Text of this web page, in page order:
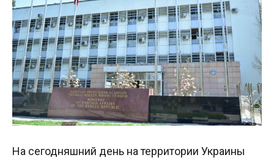
На сегодняшний день на территории Украины